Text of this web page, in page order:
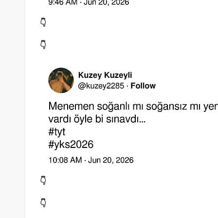
👇
👇
👇
👇